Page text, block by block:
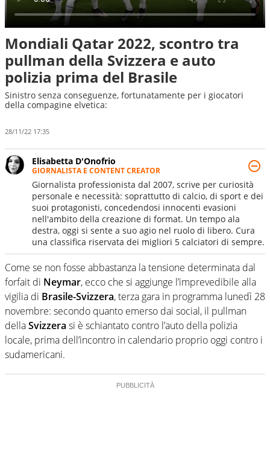
Mondiali Qatar 2022, scontro tra
pullman della Svizzera e auto
polizia prima del Brasile
Sinistro senza conseguenze, fortunatamente per i giocatori
della compagine elvetica:
28/11/22 17:35
Elisabetta D'Onofrio
GIORNALISTA E CONTENT CREATOR
Giornalista professionista dal 2007, scrive per curiosità
personale e necessità: soprattutto di calcio, di sport e dei
suoi protagonisti, concedendosi innocenti evasioni
nell'ambito della creazione di format. Un tempo ala
destra, oggi si sente a suo agio nel ruolo di libero. Cura
una classifica riservata dei migliori 5 calciatori di sempre.
Come se non fosse abbastanza la tensione determinata dal
forfait di Neymar, ecco che si aggiunge l’imprevedibile alla
vigilia di Brasile-Svizzera, terza gara in programma lunedì 28
novembre: secondo quanto emerso dai social, il pullman
dellaSvizzera si è schiantato contro l’auto della polizia
locale, prima dell’incontro in calendario proprio oggi contro i
sudamericani.